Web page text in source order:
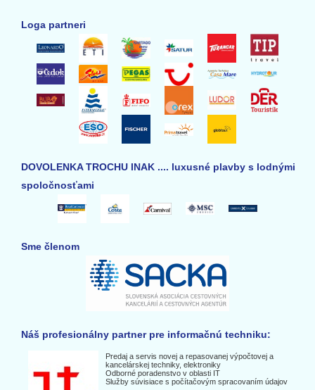
Loga partneri
DOVOLENKA TROCHU INAK .... luxusné plavby s lodnými
spoločnosťami
Sme členom
Náš profesionálny partner pre informačnú techniku:
Predaj a servis novej a repasovanej výpočtovej a
kancelárskej techniky, elektroniky
Odborné poradenstvo v oblasti IT
Služby súvisiace s počítačovým spracovaním údajov